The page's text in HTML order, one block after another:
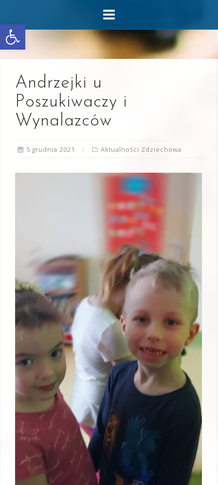
Otwórz pasek narzędzi
content
Andrzejki u
Poszukiwaczy i
Wynalazców
5 grudnia 2021 Aktualności Zdziechowa